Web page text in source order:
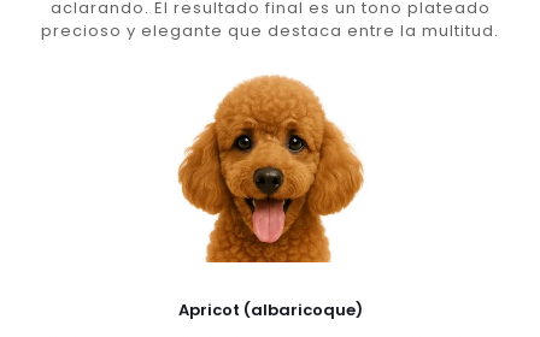
aclarando. El resultado final es un tono plateado
precioso y elegante que destaca entre la multitud.
Apricot (albaricoque)